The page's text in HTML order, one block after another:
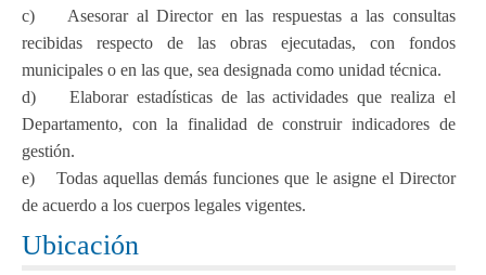
c) Asesorar al Director en las respuestas a las consultas
recibidas respecto de las obras ejecutadas, con fondos
municipales o en las que, sea designada como unidad técnica.
d) Elaborar estadísticas de las actividades que realiza el
Departamento, con la finalidad de construir indicadores de
gestión.
e) Todas aquellas demás funciones que le asigne el Director
de acuerdo a los cuerpos legales vigentes.
Ubicación